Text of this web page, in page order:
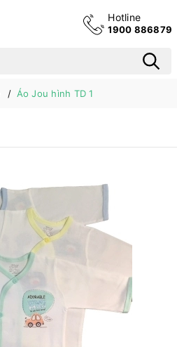
Hotline
1900 886879
Áo Jou hình TD 1